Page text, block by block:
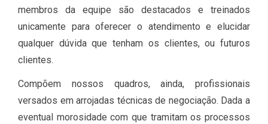
membros da equipe são destacados e treinados
unicamente para oferecer o atendimento e elucidar
qualquer dúvida que tenham os clientes, ou futuros
clientes.
Compõem nossos quadros, ainda, profissionais
versados em arrojadas técnicas de negociação. Dada a
eventual morosidade com que tramitam os processos